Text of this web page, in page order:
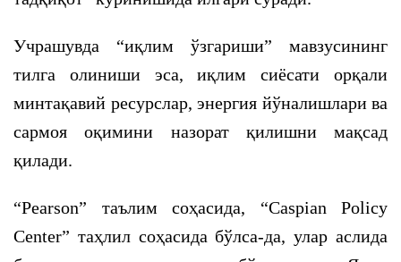
Учрашувда “иқлим ўзгариши” мавзусининг
тилга олиниши эса, иқлим сиёсати орқали
минтақавий ресурслар, энергия йўналишлари ва
сармоя оқимини назорат қилишни мақсад
қилади.
“Pearson” таълим соҳасида, “Caspian Policy
Center” таҳлил соҳасида бўлса-да, улар аслида